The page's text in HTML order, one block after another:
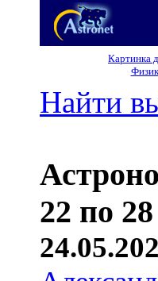
Картинка
Найти
22 по